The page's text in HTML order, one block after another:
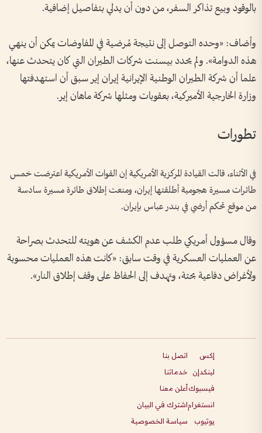
بالوقود وبيع تذاكر السفر، من دون أن يدلي بتفاصيل إضافية.
وأضاف: «وحده التوصل إلى نتيجة مُرضية في المفاوضات يمكن أن ينهي
هذه الدوامة». ولم يحدد بيسنت شركات الطيران التي كان يتحدث عنها،
علما أن شركة الطيران الوطنية الإيرانية إيران إير سبق أن استهدفتها
وزارة الخارجية الأميركية، بعقوبات ومثلها شركة ماهان إير.
تطورات
في الأثناء، قالت القيادة المركزية الأمريكية ‌إن القوات الأمريكية اعترضت خمس
طائرات مسيرة هجومية أطلقتها إيران، ومنعت ‌إطلاق طائرة مسيرة سادسة
من موقع ‌تحكم أرضي في بندر عباس بإيران.
وقال مسؤول أمريكي ‌طلب عدم الكشف عن ​هويته للتحدث بصراحة
عن العمليات العسكرية في وقت سابق: «كانت هذه العمليات محسوبة
ولأغراض دفاعية بحتة، وتهدف إلى الحفاظ على وقف إطلاق النار».
إكس
لينكدإن
فيسبوك
انستغرام
يوتيوب
اتصل بنا
خدماتنا
أعلن معنا
اشترك في البيان
سياسة الخصوصية